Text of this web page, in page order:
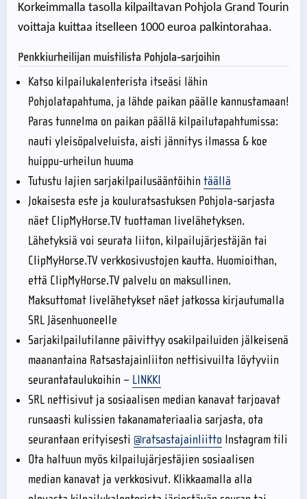
Korkeimmalla tasolla kilpailtavan Pohjola Grand Tourin
voittaja kuittaa itselleen 1000 euroa palkintorahaa.
Penkkiurheilijan muistilista Pohjola-sarjoihin
Katso kilpailukalenterista itseäsi lähin
Pohjolatapahtuma, ja lähde paikan päälle kannustamaan!
Paras tunnelma on paikan päällä kilpailutapahtumissa:
nauti yleisöpalveluista, aisti jännitys ilmassa & koe
huippu-urheilun huuma
Tutustu lajien sarjakilpailusääntöihin täällä
Jokaisesta este ja kouluratsastuksen Pohjola-sarjasta
näet ClipMyHorse.TV tuottaman livelähetyksen.
Lähetyksiä voi seurata liiton, kilpailujärjestäjän tai
ClipMyHorse.TV verkkosivustojen kautta. Huomioithan,
että ClipMyHorse.TV palvelu on maksullinen.
Maksuttomat livelähetykset näet jatkossa kirjautumalla
SRL Jäsenhuoneelle
Sarjakilpailutilanne päivittyy osakilpailuiden jälkeisenä
maanantaina Ratsastajainliiton nettisivuilta löytyviin
seurantataulukoihin – LINKKI
SRL nettisivut ja sosiaalisen median kanavat tarjoavat
runsaasti kulissien takanamateriaalia sarjasta, ota
seurantaan erityisesti @ratsastajainliitto Instagram tili
Ota haltuun myös kilpailujärjestäjien sosiaalisen
median kanavat ja verkkosivut. Klikkaamalla alla